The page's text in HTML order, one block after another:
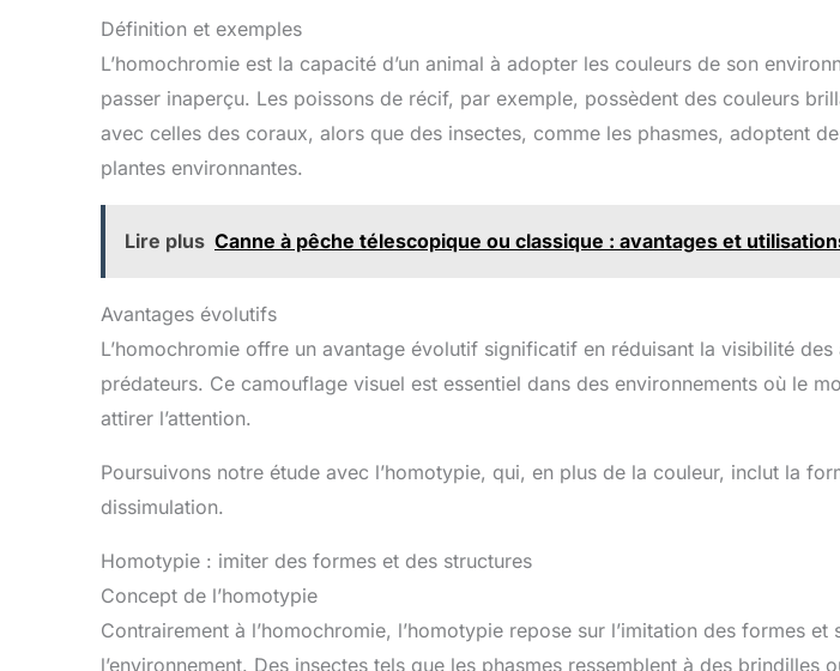
Définition et exemples
L’homochromie est la capacité d’un animal à adopter les couleurs de son
passer inaperçu. Les poissons de récif, par exemple, possèdent des couleurs
avec celles des coraux, alors que des insectes, comme les phasmes, adoptent
plantes environnantes.
Lire plus Canne à pêche télescopique ou classique : avantages et
Avantages évolutifs
L’homochromie offre un avantage évolutif significatif en réduisant la visibilité
prédateurs. Ce camouflage visuel est essentiel dans des environnements où le
attirer l’attention.
Poursuivons notre étude avec l’homotypie, qui, en plus de la couleur, inclut la
dissimulation.
Homotypie : imiter des formes et des structures
Concept de l’homotypie
Contrairement à l’homochromie, l’homotypie repose sur l’imitation des formes et
l’environnement. Des insectes tels que les phasmes ressemblent à des brindilles